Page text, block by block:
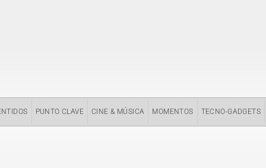
PUNTO CLAVE CINE & MÚSICA MOMENTOS TECNO-GADGETS